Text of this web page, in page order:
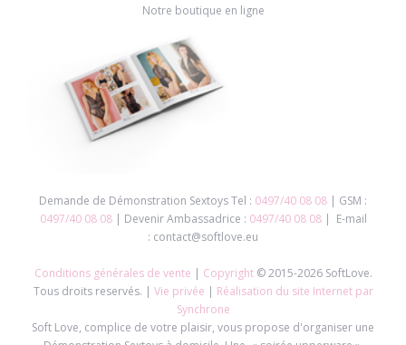
Notre boutique en ligne
Demande de Démonstration Sextoys Tel : 0497/40 08 08 | GSM :
0497/40 08 08| Devenir Ambassadrice : 0497/40 08 08| E-mail
: contact@softlove.eu
Conditions générales de vente | Copyright© 2015-2026 SoftLove.
Tous droits reservés. | Vie privée | Réalisation du site Internet par
Synchrone
Soft Love, complice de votre plaisir, vous propose d'organiser une